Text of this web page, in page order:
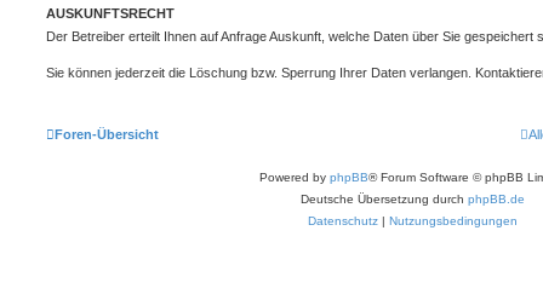
AUSKUNFTSRECHT
Der Betreiber erteilt Ihnen auf Anfrage Auskunft, welche Daten über Sie gespeichert
Sie können jederzeit die Löschung bzw. Sperrung Ihrer Daten verlangen.
Foren-Übersicht
Powered by phpBB® Forum Software © phpBB
Deutsche Übersetzung durch phpBB.de
Datenschutz | Nutzungsbedingungen